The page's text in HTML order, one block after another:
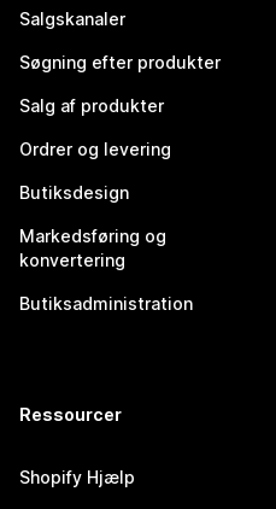
Salgskanaler
Søgning efter produkter
Salg af produkter
Ordrer og levering
Butiksdesign
Markedsføring og
konvertering
Butiksadministration
Ressourcer
Shopify Hjælp